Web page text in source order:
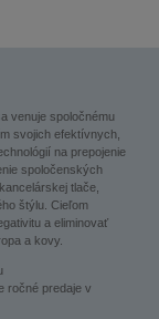
venuje spoločnému
svojich efektívnych,
na prepojenie
spoločenských
tlače,
štýlu. Cieľom
a eliminovať
a kovy.
ročné predaje v